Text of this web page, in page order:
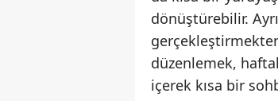
dönüştürebilir.
düzenlemek,
içerek kısa bir